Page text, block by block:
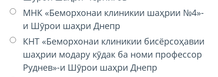
МНК «Беморхонаи клиникии шаҳрии №4»-
и Шӯрои шаҳри Днепр
КНТ «Беморхонаи клиникии бисёрсоҳавии
шаҳрии модару кӯдак ба номи профессор
Руднев»-и Шӯрои шаҳри Днепр